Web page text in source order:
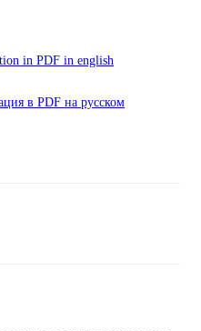
in PDF in english
в PDF на русском